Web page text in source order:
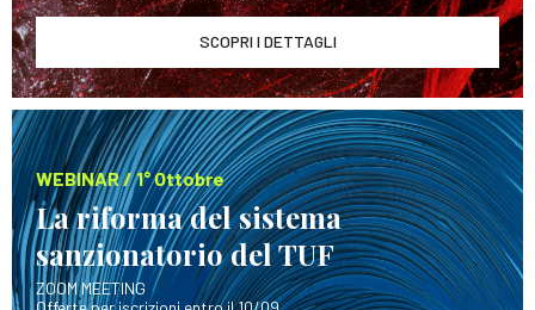
SCOPRI I DETTAGLI
WEBINAR / 1° Ottobre
La riforma del sistema
sanzionatorio del TUF
ZOOM MEETING